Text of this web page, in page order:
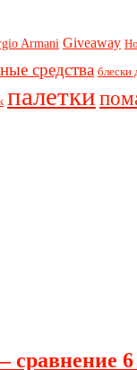
Armani Giveaway
средства блески
палетки